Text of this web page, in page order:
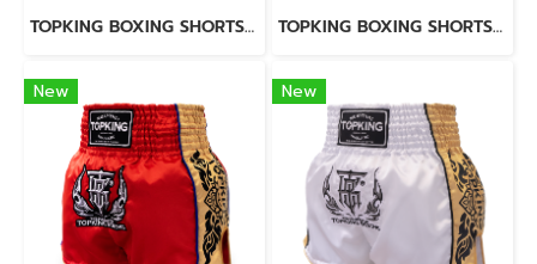
TOPKING BOXING SHORTS BLACK 276 TOPKING BOXING SHORTS BLUE 276
New New